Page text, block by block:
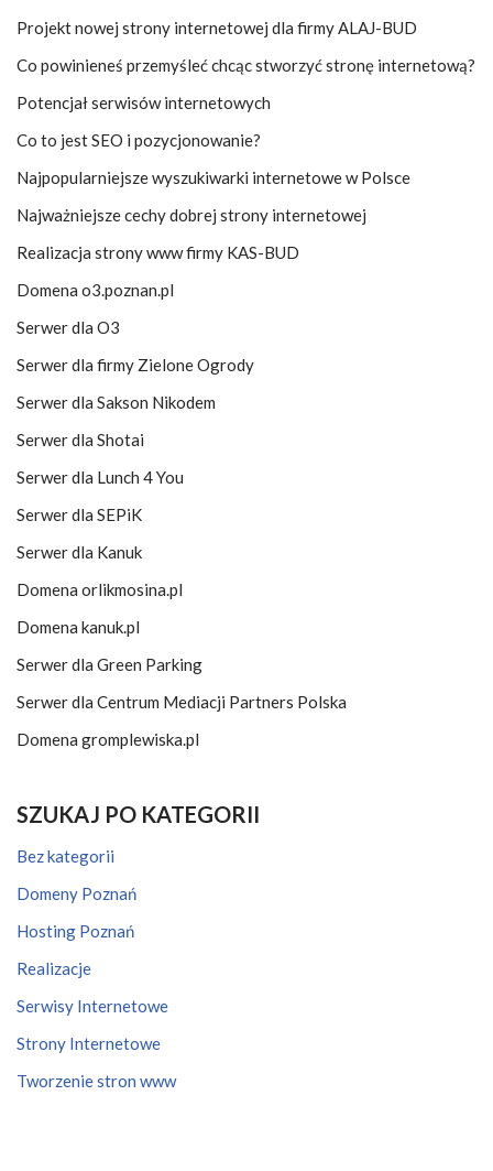
Projekt nowej strony internetowej dla firmy ALAJ-BUD
Co powinieneś przemyśleć chcąc stworzyć stronę internetową?
Potencjał serwisów internetowych
Co to jest SEO i pozycjonowanie?
Najpopularniejsze wyszukiwarki internetowe w Polsce
Najważniejsze cechy dobrej strony internetowej
Realizacja strony www firmy KAS-BUD
Domena o3.poznan.pl
Serwer dla O3
Serwer dla firmy Zielone Ogrody
Serwer dla Sakson Nikodem
Serwer dla Shotai
Serwer dla Lunch 4 You
Serwer dla SEPiK
Serwer dla Kanuk
Domena orlikmosina.pl
Domena kanuk.pl
Serwer dla Green Parking
Serwer dla Centrum Mediacji Partners Polska
Domena gromplewiska.pl
SZUKAJ PO KATEGORII
Bez kategorii
Domeny Poznań
Hosting Poznań
Realizacje
Serwisy Internetowe
Strony Internetowe
Tworzenie stron www